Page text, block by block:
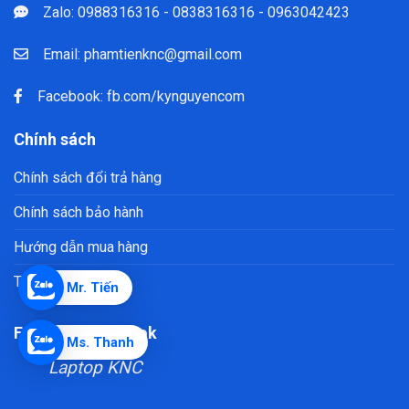
Zalo: 0988316316 - 0838316316 - 0963042423
Email: phamtienknc@gmail.com
Facebook: fb.com/kynguyencom
Chính sách
Chính sách đổi trả hàng
Chính sách bảo hành
Hướng dẫn mua hàng
Trả góp laptop
Fanpage Facebook
Laptop KNC
Ms. Thanh
Mr. Tiến